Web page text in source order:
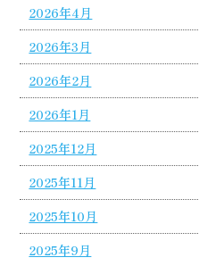
2026年4月
2026年3月
2026年2月
2026年1月
2025年12月
2025年11月
2025年10月
2025年9月